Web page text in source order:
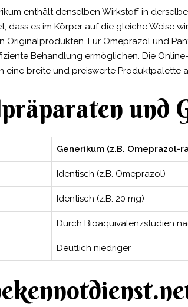
enthält denselben Wirkstoff in
es im Körper auf die gleiche Weise
Originalprodukten. Für Omeprazol und
Behandlung ermöglichen. Die
eine breite und preiswerte Produktpalette
und
Generikum (z.B. Omeprazol-
Identisch (z.B. Omeprazol)
Identisch (z.B. 20 mg)
Durch Bioäquivalenzstudien
Deutlich niedriger